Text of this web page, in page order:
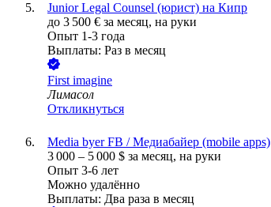
Junior Legal Counsel (юрист) на Кипр
до 3 500 € за месяц, на руки
Опыт 1-3 года
Выплаты: Раз в месяц
First imagine
Лимасол
Откликнуться
Media byer FB / Медиабайер (mobile apps)
3 000 – 5 000 $ за месяц, на руки
Опыт 3-6 лет
Можно удалённо
Выплаты: Два раза в месяц